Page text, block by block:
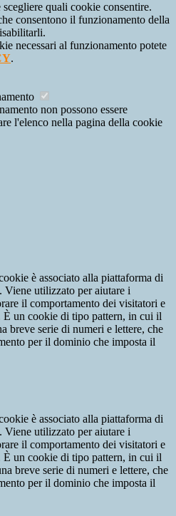
quali cookie consentire.
consentono il funzionamento della
necessari al funzionamento potete
.
non possono essere
l'elenco nella pagina della cookie
è associato alla piattaforma di
utilizzato per aiutare i
il comportamento dei visitatori e
È un cookie di tipo pattern, in cui il
breve serie di numeri e lettere, che
per il dominio che imposta il
è associato alla piattaforma di
utilizzato per aiutare i
il comportamento dei visitatori e
È un cookie di tipo pattern, in cui il
breve serie di numeri e lettere, che
per il dominio che imposta il